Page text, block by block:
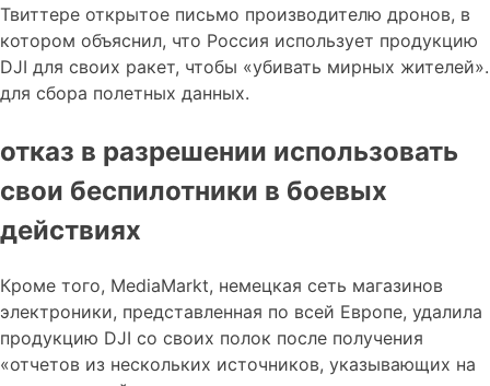
Твиттере открытое письмо производителю дронов, в
котором объяснил, что Россия использует продукцию
DJI для своих ракет, чтобы «убивать мирных жителей».
для сбора полетных данных.
отказ в разрешении использовать
свои беспилотники в боевых
действиях
Кроме того, MediaMarkt, немецкая сеть магазинов
электроники, представленная по всей Европе, удалила
продукцию DJI со своих полок после получения
«отчетов из нескольких источников, указывающих на